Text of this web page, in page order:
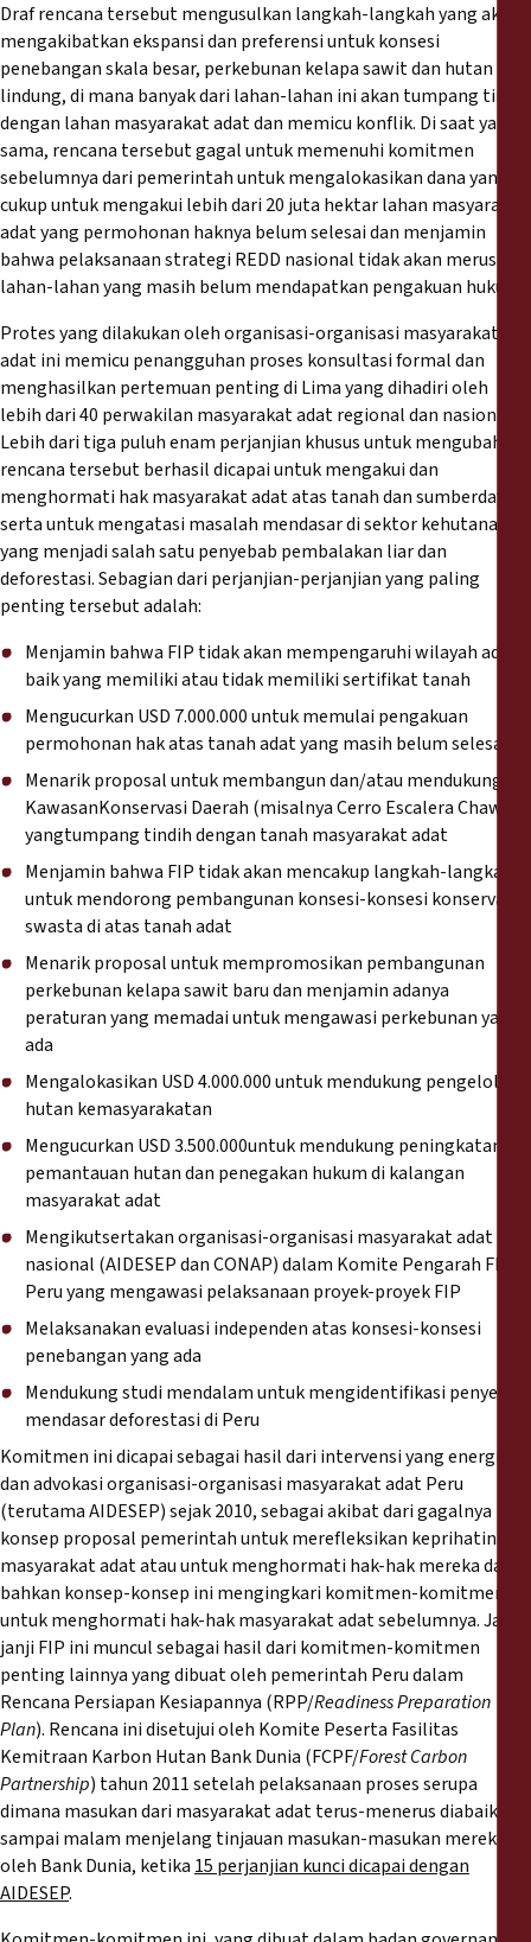
Draf rencana tersebut mengusulkan langkah-langkah yang akan
mengakibatkan ekspansi dan preferensi untuk konsesi
penebangan skala besar, perkebunan kelapa sawit dan hutan
lindung, di mana banyak dari lahan-lahan ini akan tumpang tindih
dengan lahan masyarakat adat dan memicu konflik. Di saat yang
sama, rencana tersebut gagal untuk memenuhi komitmen
sebelumnya dari pemerintah untuk mengalokasikan dana yang
cukup untuk mengakui lebih dari 20 juta hektar lahan masyarakat
adat yang permohonan haknya belum selesai dan menjamin
bahwa pelaksanaan strategi REDD nasional tidak akan merusak
lahan-lahan yang masih belum mendapatkan pengakuan hukum.
Protes yang dilakukan oleh organisasi-organisasi masyarakat
adat ini memicu penangguhan proses konsultasi formal dan
menghasilkan pertemuan penting di Lima yang dihadiri oleh
lebih dari 40 perwakilan masyarakat adat regional dan nasional.
Lebih dari tiga puluh enam perjanjian khusus untuk mengubah isi
rencana tersebut berhasil dicapai untuk mengakui dan
menghormati hak masyarakat adat atas tanah dan sumberdaya
serta untuk mengatasi masalah mendasar di sektor kehutanan
yang menjadi salah satu penyebab pembalakan liar dan
deforestasi. Sebagian dari perjanjian-perjanjian yang paling
penting tersebut adalah:
Menjamin bahwa FIP tidak akan mempengaruhi wilayah adat,
baik yang memiliki atau tidak memiliki sertifikat tanah
Mengucurkan USD 7.000.000 untuk memulai pengakuan
permohonan hak atas tanah adat yang masih belum selesai
Menarik proposal untuk membangun dan/atau mendukung
KawasanKonservasi Daerah (misalnya Cerro Escalera Chawi),
yangtumpang tindih dengan tanah masyarakat adat
Menjamin bahwa FIP tidak akan mencakup langkah-langkah
untuk mendorong pembangunan konsesi-konsesi konservasi
swasta di atas tanah adat
Menarik proposal untuk mempromosikan pembangunan
perkebunan kelapa sawit baru dan menjamin adanya
peraturan yang memadai untuk mengawasi perkebunan yang
ada
Mengalokasikan USD 4.000.000 untuk mendukung pengelolaan
hutan kemasyarakatan
Mengucurkan USD 3.500.000untuk mendukung peningkatan
pemantauan hutan dan penegakan hukum di kalangan
masyarakat adat
Mengikutsertakan organisasi-organisasi masyarakat adat
nasional (AIDESEP dan CONAP) dalam Komite Pengarah FIP
Peru yang mengawasi pelaksanaan proyek-proyek FIP
Melaksanakan evaluasi independen atas konsesi-konsesi
penebangan yang ada
Mendukung studi mendalam untuk mengidentifikasi penyebab
mendasar deforestasi di Peru
Komitmen ini dicapai sebagai hasil dari intervensi yang energik
dan advokasi organisasi-organisasi masyarakat adat Peru
(terutama AIDESEP) sejak 2010, sebagai akibat dari gagalnya
konsep proposal pemerintah untuk merefleksikan keprihatinan
masyarakat adat atau untuk menghormati hak-hak mereka dan
bahkan konsep-konsep ini mengingkari komitmen-komitmen
untuk menghormati hak-hak masyarakat adat sebelumnya. Janji-
janji FIP ini muncul sebagai hasil dari komitmen-komitmen
penting lainnya yang dibuat oleh pemerintah Peru dalam
Rencana Persiapan Kesiapannya (RPP/Readiness Preparation
Plan). Rencana ini disetujui oleh Komite Peserta Fasilitas
Kemitraan Karbon Hutan Bank Dunia (FCPF/Forest Carbon
Partnership) tahun 2011 setelah pelaksanaan proses serupa
dimana masukan dari masyarakat adat terus-menerus diabaikan
sampai malam menjelang tinjauan masukan-masukan mereka
oleh Bank Dunia, ketika 15 perjanjian kunci dicapai dengan
AIDESEP.